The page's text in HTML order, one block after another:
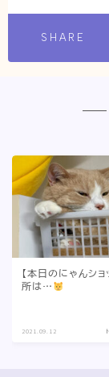
SHARE
【本日のにゃんシ
所は…
2021.09.12